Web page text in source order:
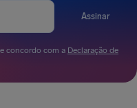
Assinar
concordo com a Declaração de